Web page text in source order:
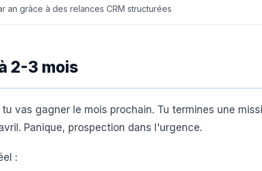
an grâce à des relances CRM structurées
2-3 mois
vas gagner le mois prochain. Tu termines une
Panique, prospection dans l'urgence.
: